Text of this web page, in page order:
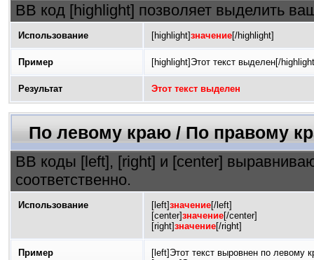
BB код [highlight] позволяет выделить
Использование [highlight]значение[/highlight]
Пример [highlight]Этот текст выделен[/
Результат Этот текст выделен
По левому краю / По правому
BB коды [left], [right] и [center]
соответственно.
Использование [left]значение[/left]
[center]значение[/center]
[right]значение[/right]
Пример
[left]Этот текст выровнен по левому